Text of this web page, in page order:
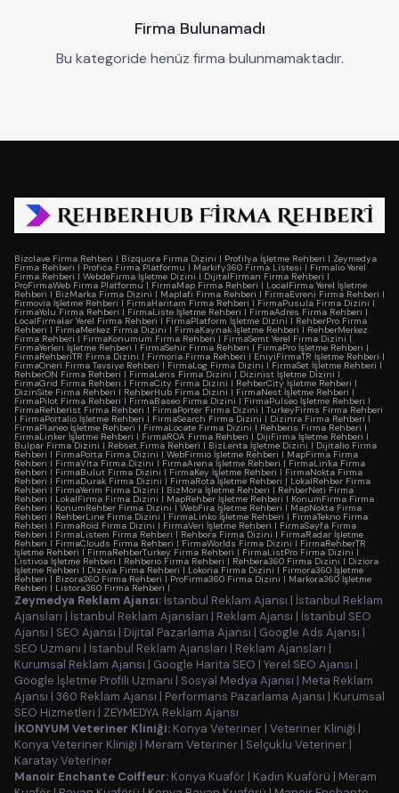
Firma Bulunamadı
Bu kategoride henüz firma bulunmamaktadır.
Bizclave Firma Rehberi | Bizquora Firma Dizini | Profilya İşletme Rehberi | Zeymedya
Firma Rehberi | Profica Firma Platformu | Markify360 Firma Listesi | Firmalio Yerel
Firma Rehberi | WebdeFirma İşletme Dizini | DijitalFirman Firma Rehberi |
ProFirmaWeb Firma Platformu | FirmaMap Firma Rehberi | LocalFirma Yerel İşletme
Rehberi | BizMarka Firma Dizini | Maplafi Firma Rehberi | FirmaEvreni Firma Rehberi |
Firmovia İşletme Rehberi | FirmaHaritam Firma Rehberi | FirmaPusula Firma Dizini |
FirmaYolu Firma Rehberi | FirmaListe İşletme Rehberi | FirmaAdres Firma Rehberi |
LocalFirmalar Yerel Firma Rehberi | FirmaPlatform İşletme Dizini | RehberPro Firma
Rehberi | FirmaMerkez Firma Dizini | FirmaKaynak İşletme Rehberi | RehberMerkez
Firma Rehberi | FirmaKonumum Firma Rehberi | FirmaSemt Yerel Firma Dizini |
FirmaYerleri İşletme Rehberi | FirmaSehir Firma Rehberi | FirmaPro İşletme Rehberi |
FirmaRehberiTR Firma Dizini | Firmoria Firma Rehberi | EniyiFirmaTR İşletme Rehberi |
FirmaOneri Firma Tavsiye Rehberi | FirmaLog Firma Dizini |FirmaSet İşletme Rehberi |
RehberON Firma Rehberi | FirmaLens Firma Dizini | Dizinist İşletme Dizini |
FirmaGrid Firma Rehberi | FirmaCity Firma Dizini | RehberCity İşletme Rehberi |
DizinSite Firma Rehberi | RehberHub Firma Dizini | FirmaNest İşletme Rehberi |
FirmaPilot Firma Rehberi | FirmaBaseo Firma Dizini | FirmaPulseo İşletme Rehberi |
FirmaRehberist Firma Rehberi | FirmaPorter Firma Dizini | TurkeyFirms Firma Rehberi
| FirmaPortalio İşletme Rehberi | FirmaSearch Firma Dizini | Dizinra Firma Rehberi |
FirmaPlaneo İşletme Rehberi | FirmaLocate Firma Dizini | Rehberis Firma Rehberi |
FirmaLinker İşletme Rehberi | FirmaROA Firma Rehberi | DijiFirma İşletme Rehberi |
Bulpar Firma Dizini | Rebset Firma Rehberi | BizLenta İşletme Dizini | Dijitalio Firma
Rehberi | FirmaPorta Firma Dizini | WebFirmio İşletme Rehberi | MapFirma Firma
Rehberi | FirmaVita Firma Dizini | FirmaArena İşletme Rehberi | FirmaLinka Firma
Rehberi | FirmaBulut Firma Dizini | FirmaKey İşletme Rehberi | FirmaNokta Firma
Rehberi | FirmaDurak Firma Dizini | FirmaRota İşletme Rehberi | LokalRehber Firma
Rehberi | FirmaYerim Firma Dizini | BizMora İşletme Rehberi | RehberNeti Firma
Rehberi | LokalFirma Firma Dizini | MapRehber İşletme Rehberi | KonumFirma Firma
Rehberi | KonumRehber Firma Dizini | WebFira İşletme Rehberi | MapNokta Firma
Rehberi | RehberLine Firma Dizini | FirmaLinko İşletme Rehberi | FirmaTekno Firma
Rehberi | FirmaRoid Firma Dizini | FirmaVeri İşletme Rehberi | FirmaSayfa Firma
Rehberi | FirmaListem Firma Rehberi | Rehbora Firma Dizini | FirmaRadar İşletme
Rehberi | FirmaClouds Firma Rehberi | FirmaWorlds Firma Dizini | FirmaRehberTR
İşletme Rehberi | FirmaRehberTurkey Firma Rehberi | FirmaListPro Firma Dizini |
Listivoa İşletme Rehberi | Rehberio Firma Rehberi | Rehbera360 Firma Dizini | Diziora
İşletme Rehberi | Dizivia Firma Rehberi | Lokoria Firma Dizini | Firmora360 İşletme
Rehberi | Bizora360 Firma Rehberi | ProFirma360 Firma Dizini | Markora360 İşletme
Rehberi | Listora360 Firma Rehberi |
Zeymedya Reklam Ajansı: İstanbul Reklam Ajansı | İstanbul Reklam
Ajansları | İstanbul Reklam Ajansları | Reklam Ajansı | İstanbul SEO
Ajansı | SEO Ajansı | Dijital Pazarlama Ajansı | Google Ads Ajansı |
SEO Uzmanı | İstanbul Reklam Ajansları | Reklam Ajansları |
Kurumsal Reklam Ajansı | Google Harita SEO | Yerel SEO Ajansı |
Google İşletme Profili Uzmanı | Sosyal Medya Ajansı | Meta Reklam
Ajansı | 360 Reklam Ajansı | Performans Pazarlama Ajansı | Kurumsal
SEO Hizmetleri | ZEYMEDYA Reklam Ajansı
İKONYUM Veteriner Kliniği: Konya Veteriner | Veteriner Kliniği |
Konya Veteriner Kliniği | Meram Veteriner | Selçuklu Veteriner |
Karatay Veteriner
Manoir Enchante Coiffeur: Konya Kuaför | Kadın Kuaförü | Meram